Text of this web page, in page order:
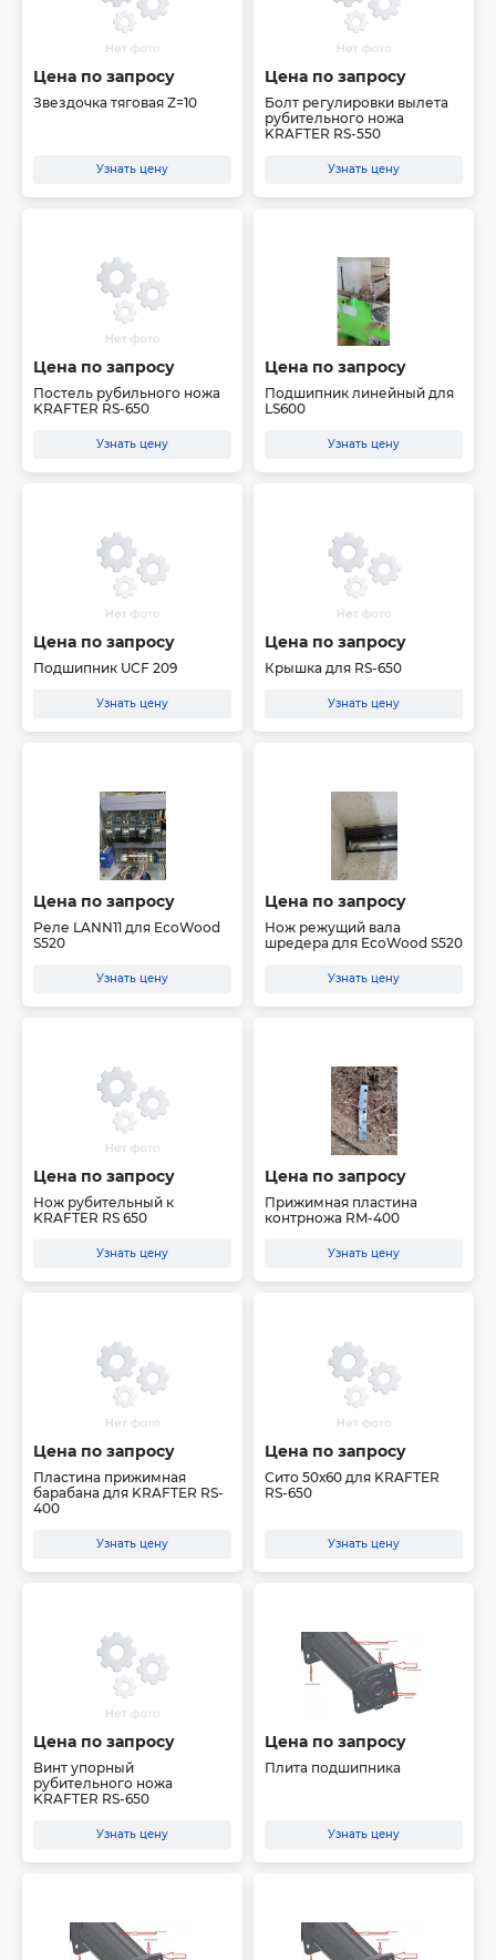
Цена по запросу
Звездочка тяговая Z=10
Узнать цену
Цена по запросу
Болт регулировки вылета
рубительного ножа
KRAFTER RS-550
Узнать цену
Цена по запросу
Постель рубильного ножа
KRAFTER RS-650
Узнать цену
Цена по запросу
Подшипник линейный для
LS600
Узнать цену
Цена по запросу
Подшипник UCF 209
Узнать цену
Цена по запросу
Крышка для RS-650
Узнать цену
Цена по запросу
Реле LANN11 для EcoWood
S520
Узнать цену
Цена по запросу
Нож режущий вала
шредера для EcoWood S520
Узнать цену
Цена по запросу
Нож рубительный к
KRAFTER RS 650
Узнать цену
Цена по запросу
Прижимная пластина
контрножа RM-400
Узнать цену
Цена по запросу
Пластина прижимная
барабана для KRAFTER RS-
400
Узнать цену
Цена по запросу
Сито 50х60 для KRAFTER
RS-650
Узнать цену
Цена по запросу
Винт упорный
рубительного ножа
KRAFTER RS-650
Узнать цену
Цена по запросу
Плита подшипника
Узнать цену